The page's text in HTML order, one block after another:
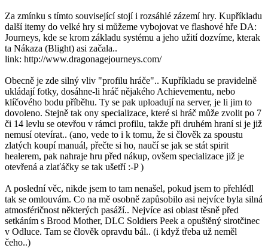
Za zmínku s tímto související stojí i rozsáhlé zázemí hry. Kupříkladu
další itemy do velké hry si můžeme vybojovat ve flashové hře DA:
Journeys, kde se krom základu systému a jeho užití dozvíme, kterak
ta Nákaza (Blight) asi začala..
link: http://www.dragonagejourneys.com/
Obecně je zde silný vliv "profilu hráče".. Kupříkladu se pravidelně
ukládají fotky, dosáhne-li hráč nějakého Achievementu, nebo
klíčového bodu příběhu. Ty se pak uploadují na server, je li jim to
dovoleno. Stejně tak ony specializace, které si hráč může zvolit po 7
či 14 levlu se otevřou v rámci profilu, takže při druhém hraní si je již
nemusí otevírat.. (ano, vede to i k tomu, že si člověk za spoustu
zlatých koupí manuál, přečte si ho, naučí se jak se stát spirit
healerem, pak nahraje hru před nákup, ovšem specializace již je
otevřená a zlaťáčky se tak ušetří :-P )
A poslední věc, nikde jsem to tam nenašel, pokud jsem to přehlédl
tak se omlouvám. Co na mě osobně zapůsobilo asi nejvíce byla silná
atmosféričnost některých pasáží.. Nejvíce asi oblast těsně před
setkáním s Brood Mother, DLC Soldiers Peek a opuštěný sirotčinec
v Odluce. Tam se člověk opravdu bál.. (i když třeba už neměl
čeho..)